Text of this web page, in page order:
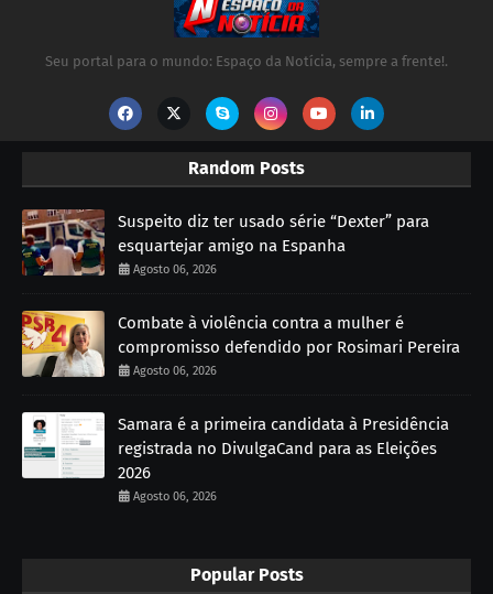
Seu portal para o mundo: Espaço da Notícia, sempre a frente!.
Random Posts
Suspeito diz ter usado série “Dexter” para
esquartejar amigo na Espanha
Agosto 06, 2026
Combate à violência contra a mulher é
compromisso defendido por Rosimari Pereira
Agosto 06, 2026
Samara é a primeira candidata à Presidência
registrada no DivulgaCand para as Eleições
2026
Agosto 06, 2026
Popular Posts